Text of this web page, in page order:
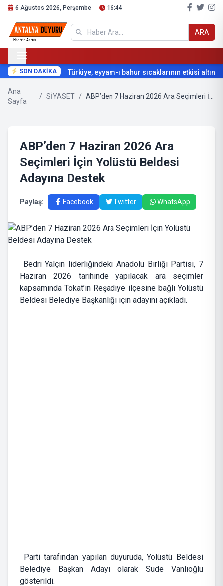
6 Ağustos 2026, Perşembe 16:44
ARA
SON DAKİKA Türkiye, eyyam-ı bahur sıcaklarının etkisi altına
Ana
Sayfa
/ SİYASET /
ABP’den 7 Haziran 2026 Ara
Seçimleri İçin Yolüstü Beldesi
Adayına Destek
Paylaş: Facebook Twitter WhatsApp
Bedri Yalçın liderliğindeki Anadolu Birliği Partisi, 7
Haziran 2026 tarihinde yapılacak ara seçimler
kapsamında Tokat’ın Reşadiye ilçesine bağlı Yolüstü
Beldesi Belediye Başkanlığı için adayını açıkladı.
Parti tarafından yapılan duyuruda, Yolüstü Beldesi
Belediye Başkan Adayı olarak Sude Vanlıoğlu
gösterildi.